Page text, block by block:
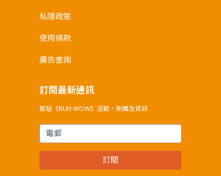
私隱政策
使用條款
廣告查詢
訂閱最新通訊
緊貼《RUN WOW》活動、新聞及資訊
電郵
訂閱